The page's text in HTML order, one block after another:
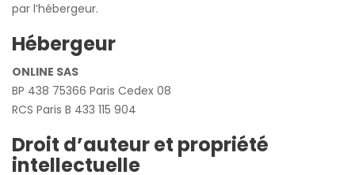
par l’hébergeur.
Hébergeur
ONLINE SAS
BP 438 75366 Paris Cedex 08
RCS Paris B 433 115 904
Droit d’auteur et propriété
intellectuelle